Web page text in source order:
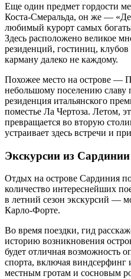
Еще один предмет гордости
Коста-Смеральда, он же —
любимый курорт самых
Здесь расположено великое
резиденций, гостиниц,
карману далеко не каждому.
Похожее место на острове —
небольшому поселению славу
резиденция итальянского
поместье Ла Чертоза. Летом,
превращается во вторую
устраивает здесь встречи и
Экскурсии из Сардинии
Отдых на острове Сардиния
количество интереснейших
в летний сезон экскурсий —
Карло-Форте.
Во время поездки, гид
историю возникновения
будет отличная возможность
спорта, включая виндсерфинг
местным гротам и сосновым